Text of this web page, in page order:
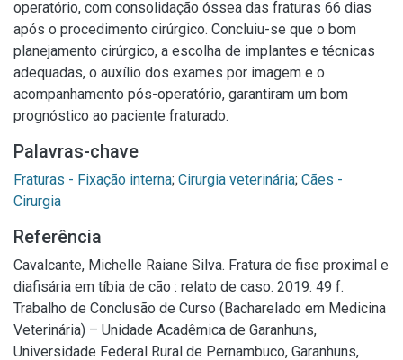
operatório, com consolidação óssea das fraturas 66 dias
após o procedimento cirúrgico. Concluiu-se que o bom
planejamento cirúrgico, a escolha de implantes e técnicas
adequadas, o auxílio dos exames por imagem e o
acompanhamento pós-operatório, garantiram um bom
prognóstico ao paciente fraturado.
Palavras-chave
Fraturas - Fixação interna; Cirurgia veterinária; Cães -
Cirurgia
Referência
Cavalcante, Michelle Raiane Silva. Fratura de fise proximal e
diafisária em tíbia de cão : relato de caso. 2019. 49 f.
Trabalho de Conclusão de Curso (Bacharelado em Medicina
Veterinária) – Unidade Acadêmica de Garanhuns,
Universidade Federal Rural de Pernambuco, Garanhuns,